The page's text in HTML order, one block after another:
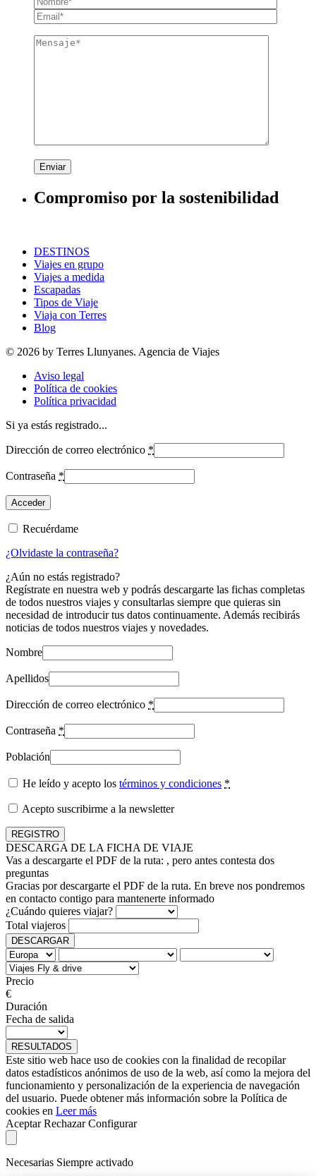
Enviar
Compromiso por la sostenibilidad
DESTINOS
Viajes en grupo
Viajes a medida
Escapadas
Tipos de Viaje
Viaja con Terres
Blog
© 2026 by Terres Llunyanes. Agencia de Viajes
Aviso legal
Política de cookies
Política privacidad
Si ya estás registrado...
Dirección de correo electrónico *
Contraseña *
Recuérdame
¿Olvidaste la contraseña?
¿Aún no estás registrado?
Regístrate en nuestra web y podrás descargarte las fichas completas
de todos nuestros viajes y consultarlas siempre que quieras sin
necesidad de introducir tus datos continuamente. Además recibirás
noticias de todos nuestros viajes y novedades.
Nombre
Apellidos
Dirección de correo electrónico *
Contraseña *
Población
He leído y acepto los términos y condiciones *
Acepto suscribirme a la newsletter
DESCARGA DE LA FICHA DE VIAJE
Vas a descargarte el PDF de la ruta: , pero antes contesta dos
preguntas
Gracias por descargarte el PDF de la ruta. En breve nos pondremos
en contacto contigo para mantenerte informado
¿Cuándo quieres viajar?
Total viajeros
DESCARGAR
Precio
€
Duración
Fecha de salida
RESULTADOS
Este sitio web hace uso de cookies con la finalidad de recopilar
datos estadísticos anónimos de uso de la web, así como la mejora del
funcionamiento y personalización de la experiencia de navegación
del usuario. Puede obtener más información sobre la Política de
cookies en Leer más
Aceptar Rechazar Configurar
Necesarias Siempre activado